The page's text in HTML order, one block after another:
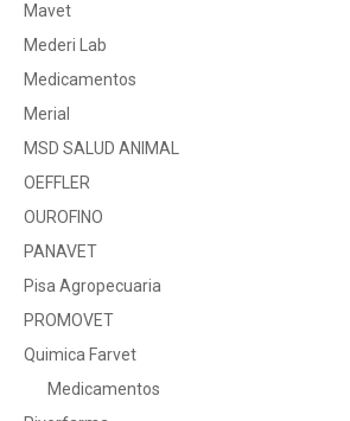
Mavet
Mederi Lab
Medicamentos
Merial
MSD SALUD ANIMAL
OEFFLER
OUROFINO
PANAVET
Pisa Agropecuaria
PROMOVET
Quimica Farvet
Medicamentos